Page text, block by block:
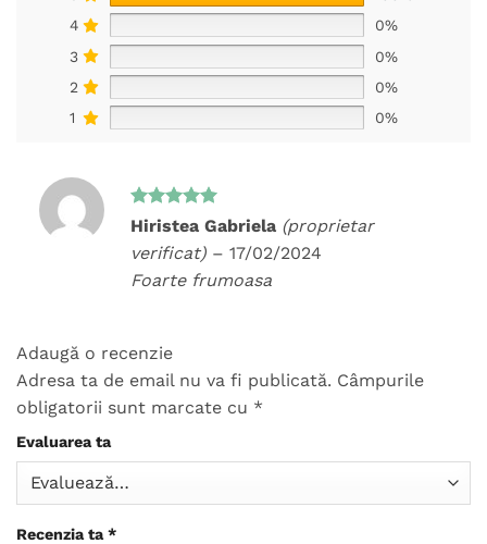
4
0%
3
0%
2
0%
1
0%
Evaluat la
din 5
Hiristea Gabriela (proprietar
verificat) – 17/02/2024
Foarte frumoasa
Adaugă o recenzie
Adresa ta de email nu va fi publicată. Câmpurile
obligatorii sunt marcate cu *
Evaluarea ta
Recenzia ta *